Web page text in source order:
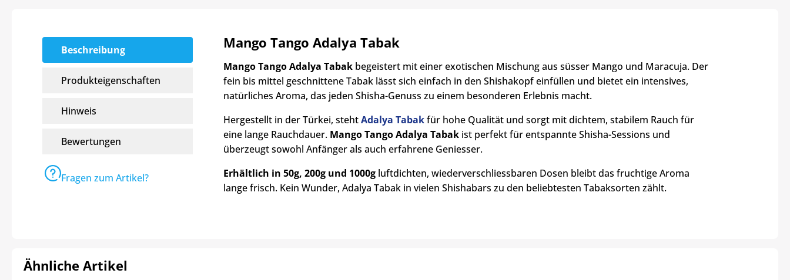
Beschreibung
Produkteigenschaften
Hinweis
Bewertungen
Fragen zum Artikel?
Mango Tango Adalya Tabak
Mango Tango Adalya Tabak begeistert mit einer exotischen Mischung aus süsser Mango und Maracuja. Der
fein bis mittel geschnittene Tabak lässt sich einfach in den Shishakopf einfüllen und bietet ein intensives,
natürliches Aroma, das jeden Shisha-Genuss zu einem besonderen Erlebnis macht.
Hergestellt in der Türkei, stehtAdalya Tabakfür hohe Qualität und sorgt mit dichtem, stabilem Rauch für
eine lange Rauchdauer. Mango Tango Adalya Tabak ist perfekt für entspannte Shisha-Sessions und
überzeugt sowohl Anfänger als auch erfahrene Geniesser.
Erhältlich in 50g, 200g und 1000g luftdichten, wiederverschliessbaren Dosen bleibt das fruchtige Aroma
lange frisch. Kein Wunder, Adalya Tabak in vielen Shishabars zu den beliebtesten Tabaksorten zählt.
Ähnliche Artikel